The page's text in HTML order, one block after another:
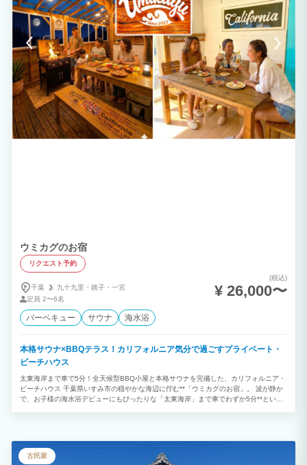
＜利用料金＞ ＊4名様まで同一料金 ：52,800円〜85800円（4名含む） ☆5名様以上で
のご利用の際は追加料金：12,100円〜18,700円 ※利用料金は曜日・シーズン等によ
り変動するダイナミックプライジング＜価格変動制＞です。 ※小学生の追加料金は通
常料金の60％ 幼児＜未就学児＞は無料サービスとなります。 ※幼児はトレーラーハ
ウス1台につき１名までとなります ※施設利用は事前予約制となります。
ウミカグのお宿
リクエスト予約
千葉 九十九里・ 銚子・ 一宮
定員 2〜6名
(税込)
¥ 26,000〜
バーベキュー サウナ 海水浴
本格サウナ×BBQテラス！カリフォルニア気分で過ごすプライベート・
ビーチハウス
太東海岸まで車で5分！全天候型BBQ小屋と本格サウナを完備した、カリフォルニア・
ビーチハウス 千葉県いすみ市の穏やかな海辺に佇む**「ウミカグのお宿」。 波が静か
で、お子様の海水浴デビューにもぴったりな「太東海岸」まで車でわずか5分**という
ください。 ■ 誰と来ても最高に楽しめる、3つの宿泊スタイル 1. 【家族旅行】お子様
の笑顔が主役。海辺の別荘体験 海水浴も移動もラクラク： 波が穏やかな太東海岸まで
車で5分。たっぷり遊んだ後も、すぐに宿へ戻ってお風呂やシャワーへ直行できます。
古民家